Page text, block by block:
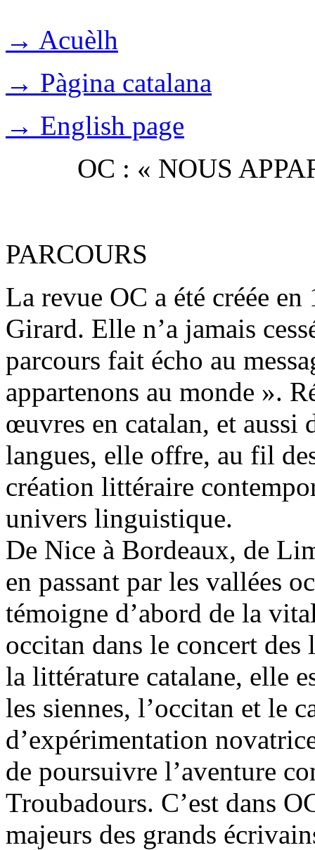
→ Acuèlh
→ Pàgina catalana
→ English page
OC : « NOUS
PARCOURS
La revue OC a été créée
Girard. Elle n’a jamais
parcours fait écho au
appartenons au monde ».
œuvres en catalan, et aussi
langues, elle offre, au fil
création littéraire
univers linguistique.
De Nice à Bordeaux, de
en passant par les vallées
témoigne d’abord de la
occitan dans le concert
la littérature catalane, elle
les siennes, l’occitan et le
d’expérimentation
de poursuivre l’aventure
Troubadours. C’est dans
majeurs des grands